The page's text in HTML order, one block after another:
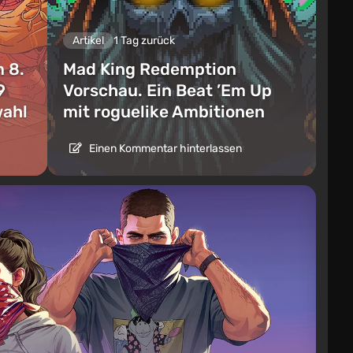
8.
Artikel 1 Tag zurück
Mad King Redemption
Vorschau. Ein Beat ’Em Up
mit roguelike Ambitionen
Einen Kommentar hinterlassen